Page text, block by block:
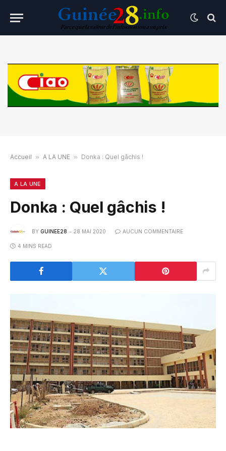
Accueil » A LA UNE » Donka : Quel gâchis !
A LA UNE
Donka : Quel gâchis !
BY GUINEE28 28 MAI 2020 AUCUN COMMENTAIRE
4 MINS READ